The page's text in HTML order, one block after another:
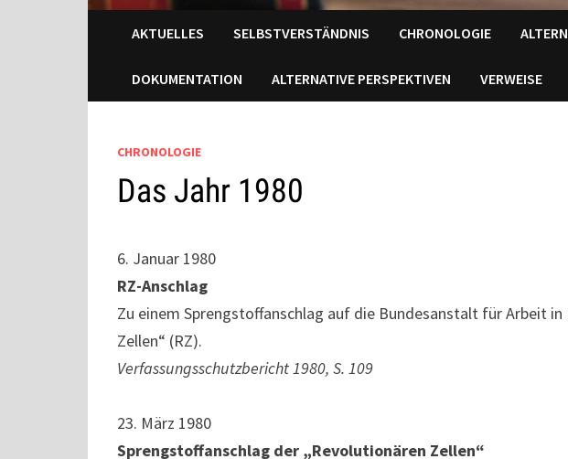
AKTUELLES SELBSTVERSTÄNDNIS CHRONOLOGIE
DOKUMENTATION ALTERNATIVE PERSPEKTIVEN VERWEISE
CHRONOLOGIE
Das Jahr 1980
6. Januar 1980
RZ-Anschlag
Zu einem Sprengstoffanschlag auf die Bundesanstalt für Arbeit in
Zellen“ (RZ).
Verfassungsschutzbericht 1980, S. 109
23. März 1980
Sprengstoffanschlag der „Revolutionären Zellen“